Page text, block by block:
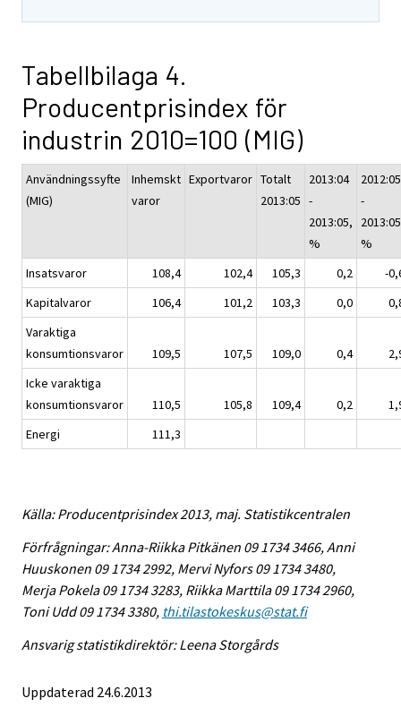
Tabellbilaga 4.
Producentprisindex för
industrin 2010=100 (MIG)
Användningssyfte
(MIG)
Inhemskt
varor
Exportvaror Totalt
2013:05
2013:04
-
2013:05,
%
2012:05
-
%
Insatsvaror
108,4 102,4 105,3 0,2
-
Kapitalvaror
106,4 101,2 103,3 0,0
Varaktiga
konsumtionsvaror
109,5 107,5 109,0 0,4
Icke varaktiga
konsumtionsvaror
110,5 105,8 109,4 0,2
Energi
111,3
Källa: Producentprisindex 2013, maj. Statistikcentralen
Förfrågningar: Anna-Riikka Pitkänen 09 1734 3466, Anni
Huuskonen 09 1734 2992, Mervi Nyfors 09 1734 3480,
Merja Pokela 09 1734 3283, Riikka Marttila 09 1734 2960,
Toni Udd 09 1734 3380, thi.tilastokeskus@stat.fi
Ansvarig statistikdirektör: Leena Storgårds
Uppdaterad 24.6.2013